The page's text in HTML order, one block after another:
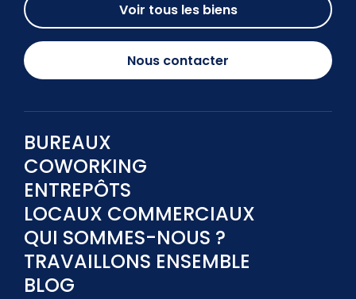
Voir tous les biens
Nous contacter
BUREAUX
COWORKING
ENTREPÔTS
LOCAUX COMMERCIAUX
QUI SOMMES-NOUS ?
TRAVAILLONS ENSEMBLE
BLOG